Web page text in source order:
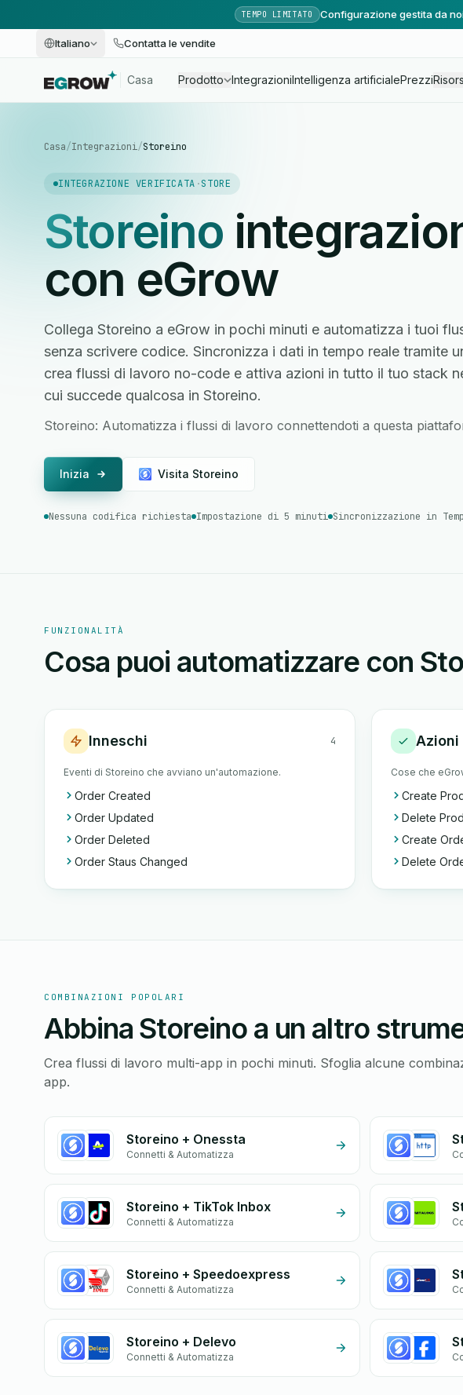
TEMPO LIMITATO Configurazione gestita da
Italiano Contatta le vendite
Casa Prodotto IntegrazioniIntelligenza artificialePrezzi
Casa/Integrazioni/Storeino
INTEGRAZIONE VERIFICATA ·STORE
Storeino
con eGrow
Collega Storeino a eGrow in pochi minuti e automatizza i tuoi
senza scrivere codice. Sincronizza i dati in tempo reale tramite
crea flussi di lavoro no-code e attiva azioni in tutto il tuo stack
cui succede qualcosa in Storeino.
Storeino: Automatizza i flussi di lavoro connettendoti a questa
Inizia Visita Storeino
Nessuna codifica richiesta Impostazione di 5 minuti Sincronizzazione in
FUNZIONALITÀ
Cosa puoi automatizzare con
Inneschi 4
Eventi di Storeino che avviano un'automazione.
Order Created
Order Updated
Order Deleted
Order Staus Changed
Azioni
Cose che
Create
Delete
Create
Delete
COMBINAZIONI POPOLARI
Abbina Storeino a un altro
Crea flussi di lavoro multi-app in pochi minuti. Sfoglia alcune
app.
Storeino + Onessta
Connetti & Automatizza
Storeino + TikTok Inbox
Connetti & Automatizza
Storeino + Speedoexpress
Connetti & Automatizza
Storeino + Delevo
Connetti & Automatizza